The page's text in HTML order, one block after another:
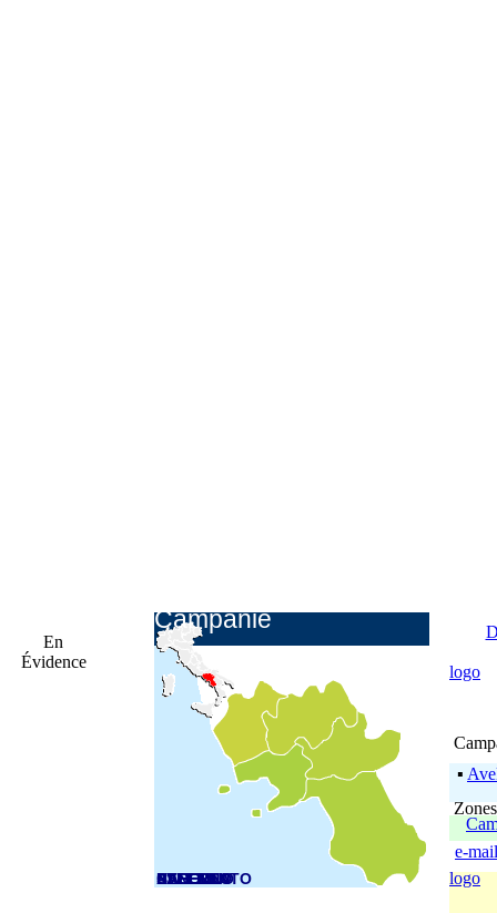
En
Évidence
Campanie
CASERTA
BENEVENTO
NAPOLI
AVELLINO
SALERNO
logo
▪
e-
logo